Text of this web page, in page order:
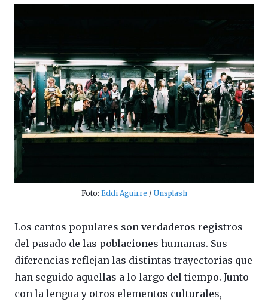
Foto: Eddi Aguirre / Unsplash
Los cantos populares son verdaderos registros
del pasado de las poblaciones humanas. Sus
diferencias reflejan las distintas trayectorias que
han seguido aquellas a lo largo del tiempo. Junto
con la lengua y otros elementos culturales,